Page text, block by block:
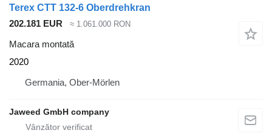
Terex CTT 132-6 Oberdrehkran
202.181 EUR
≈ 1.061.000 RON
Macara montată
2020
Germania, Ober-Mörlen
Jaweed GmbH company